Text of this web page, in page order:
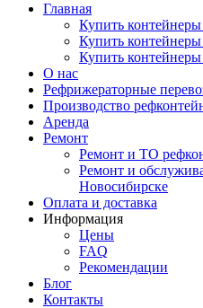
Главная
Купить
Купить
Купить
О нас
Рефрижераторные
Производство
Аренда
Ремонт
Ремонт и ТО
Ремонт и
Новосибирске
Оплата и доставка
Информация
Цены
FAQ
Рекомендации
Блог
Контакты